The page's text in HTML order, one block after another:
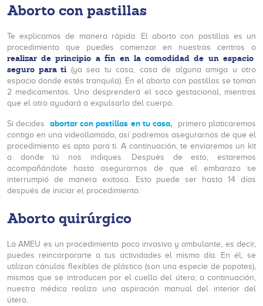
Aborto con pastillas
Te explicamos de manera rápida: El aborto con pastillas es un
procedimiento que puedes comenzar en nuestros centros o
realizar de principio a fin en la comodidad de un espacio
seguro para ti (ya sea tu casa, casa de alguna amiga u otro
espacio donde estés tranquila). En el aborto con pastillas se toman
2 medicamentos. Uno desprenderá el saco gestacional, mientras
que el otro ayudará a expulsarlo del cuerpo.
Si decides abortar con pastillas en tu casa,
primero platicaremos
contigo en una videollamada, así podremos asegurarnos de que el
procedimiento es apto para ti. A continuación, te enviaremos un kit
a donde tú nos indiques. Después de esto, estaremos
acompañándote hasta asegurarnos de que el embarazo se
interrumpió de manera exitosa. Esto puede ser hasta 14 días
después de iniciar el procedimiento.
Aborto quirúrgico
La AMEU es un procedimiento poco invasivo y ambulante, es decir,
puedes reincorporarte a tus actividades el mismo día. En él, se
utilizan cánulas flexibles de plástico (son una especie de popotes),
mismas que se introducen por el cuello del útero; a continuación,
nuestra médica realiza una aspiración manual del interior del
útero.